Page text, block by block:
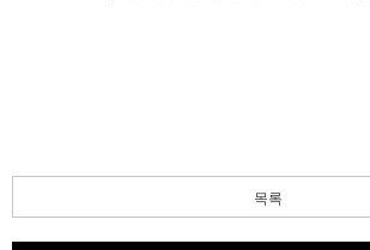
목록